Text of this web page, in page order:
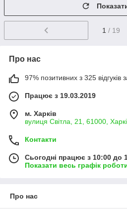
1 / 19
Про нас
97% позитивних з 325 відгуків
Працює з 19.03.2019
м. Харків
вулиця Світла, 21, 61000,
Контакти
Сьогодні працює з 10:00 до
Показати весь графік
Про нас